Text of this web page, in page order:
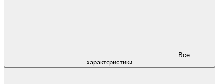
характеристики